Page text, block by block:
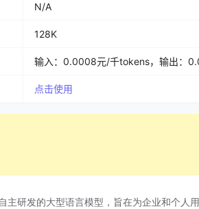
N/A
128K
输入：0.0008元/千tokens，输出：
点击使用
主研发的大型语言模型，旨在为企业和个人